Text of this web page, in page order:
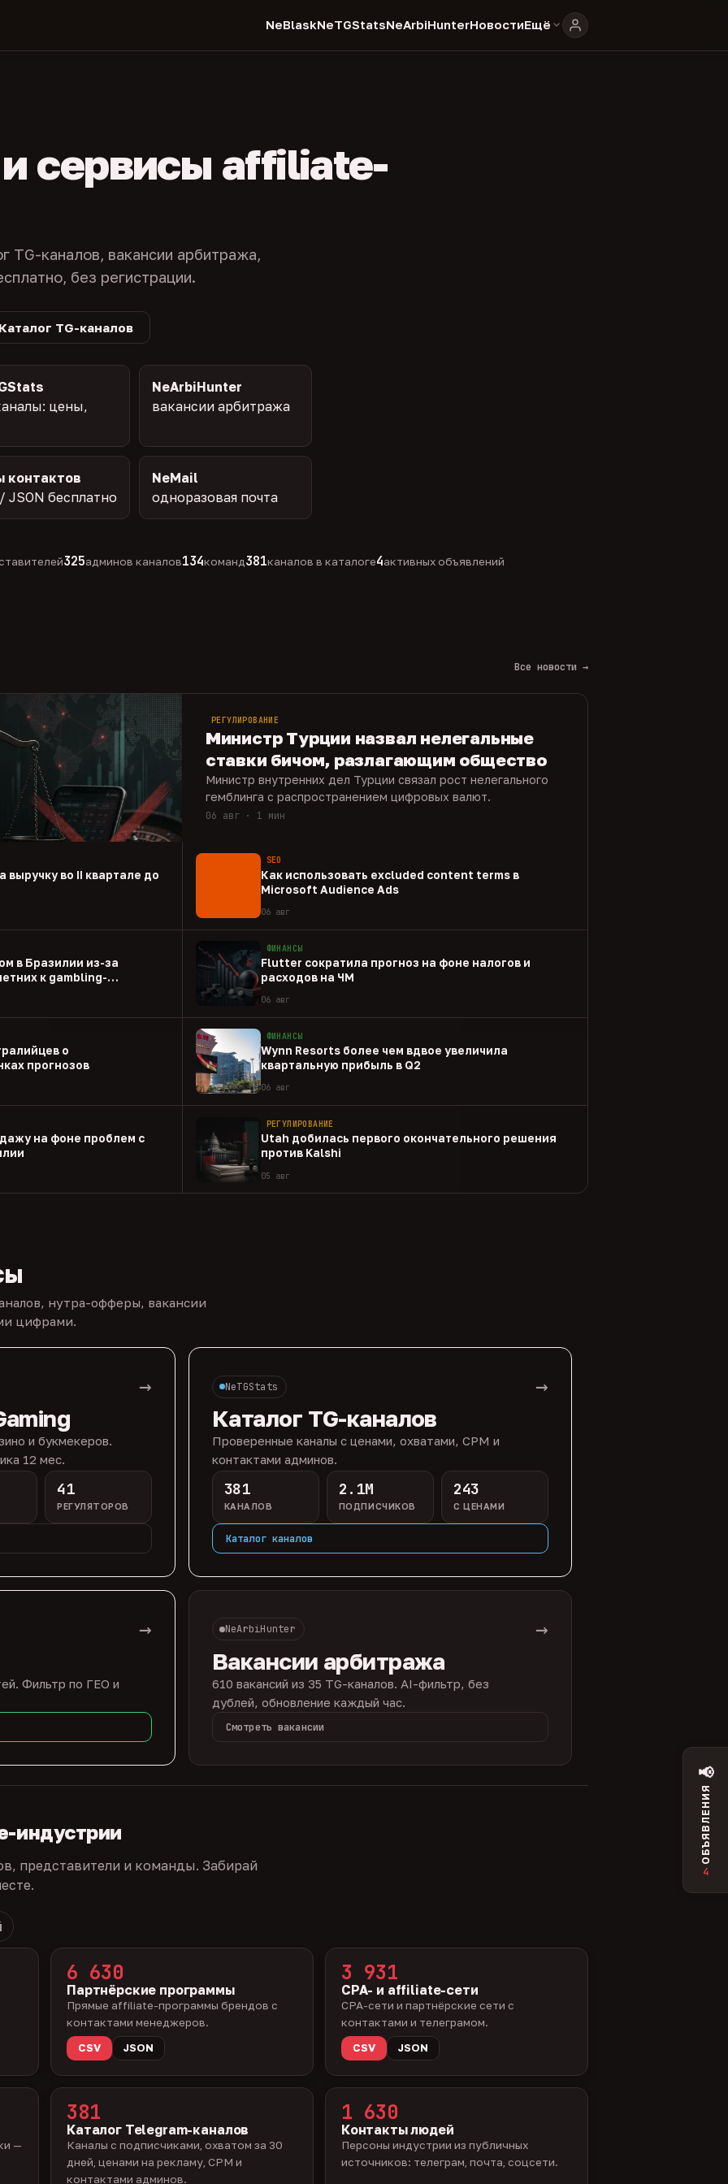
NeBlaskNeTGStatsNeArbiHunterНовостиЕщё
сервисы affiliate-
TG-каналов, вакансии арбитража,
без регистрации.
TG-каналов
цены,
NeArbiHunter
вакансии арбитража
контактов
JSON бесплатно
NeMail
одноразовая почта
325админов каналов134команд381каналов в каталоге4активных объявлений
Все новости →
РЕГУЛИРОВАНИЕ
Министр Турции назвал нелегальные
ставки бичом, разлагающим общество
Министр внутренних дел Турции связал рост нелегального
гемблинга с распространением цифровых валют.
06 авг · 1 мин
выручку во II квартале до
SEO
Как использовать excluded content terms в
Microsoft Audience Ads
06 авг
в Бразилии из-за
к gambling-
ФИНАНСЫ
Flutter сократила прогноз на фоне налогов и
расходов на ЧМ
06 авг
о
прогнозов
ФИНАНСЫ
Wynn Resorts более чем вдвое увеличила
квартальную прибыль в Q2
06 авг
на фоне проблем с
РЕГУЛИРОВАНИЕ
Utah добилась первого окончательного решения
против Kalshi
05 авг
нутра-офферы, вакансии
цифрами.
→
и букмекеров.
12 мес.
41
РЕГУЛЯТОРОВ
NeTGStats →
Каталог TG-каналов
Проверенные каналы с ценами, охватами, CPM и
контактами админов.
381
КАНАЛОВ
2.1M
ПОДПИСЧИКОВ
243
С ЦЕНАМИ
Каталог каналов
→
Фильтр по ГЕО и
NeArbiHunter →
Вакансии арбитража
610 вакансий из 35 TG-каналов. AI-фильтр, без
дублей, обновление каждый час.
Смотреть вакансии
индустрии
представители и команды. Забирай
6 630
Партнёрские программы
Прямые affiliate-программы брендов с
контактами менеджеров.
CSV
JSON
3 931
CPA- и affiliate-сети
CPA-сети и партнёрские сети с
контактами и телеграмом.
CSV
JSON
—
381
Каталог Telegram-каналов
Каналы с подписчиками, охватом за 30
дней, ценами на рекламу, CPM и
контактами админов.
1 630
Контакты людей
Персоны индустрии из публичных
источников: телеграм, почта, соцсети.
📢
ОБЪЯВЛЕНИЯ
4